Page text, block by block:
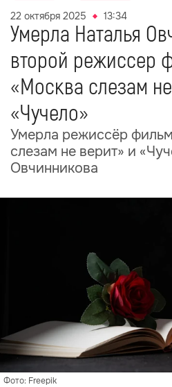
22 октября 2025 13:34
Умерла Наталья
второй режиссер
«Москва слезам
«Чучело»
Умерла режиссёр
слезам не верит» и
Овчинникова
Фото: Freepik